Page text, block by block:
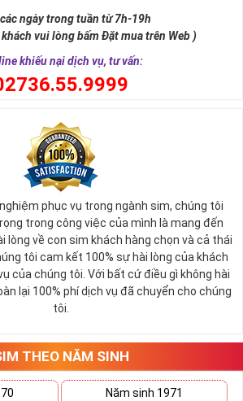
số đẹp nhất, quyền quý nhất trong tất cả
cho quyền lực, sức mạnh, sự kiêu hãnh
Lục Quý 9 có ý nghĩa gì?
định tên tuổi, uy tín của mình trên
sim số đẹp lục quý, sim lục quý 9 nói chung
hiệu, tạo ấn tượng với đối tác kinh
khí sắc bén đánh bại mọi đối thủ cạnh
các ngày trong tuần từ 7h-19h
vui lòng bấm Đặt mua trên Web )
khiếu nại dịch vụ, tư vấn:
2736.55.9999
phục vụ trong ngành sim, chúng tôi
trong công việc của mình là mang đến
lòng về con sim khách hàng chọn và cả thái
tôi cam kết 100% sự hài lòng của khách
của chúng tôi. Với bất cứ điều gì không hài
lại 100% phí dịch vụ đã chuyển cho chúng
tôi.
THEO NĂM SINH
Năm sinh 1971